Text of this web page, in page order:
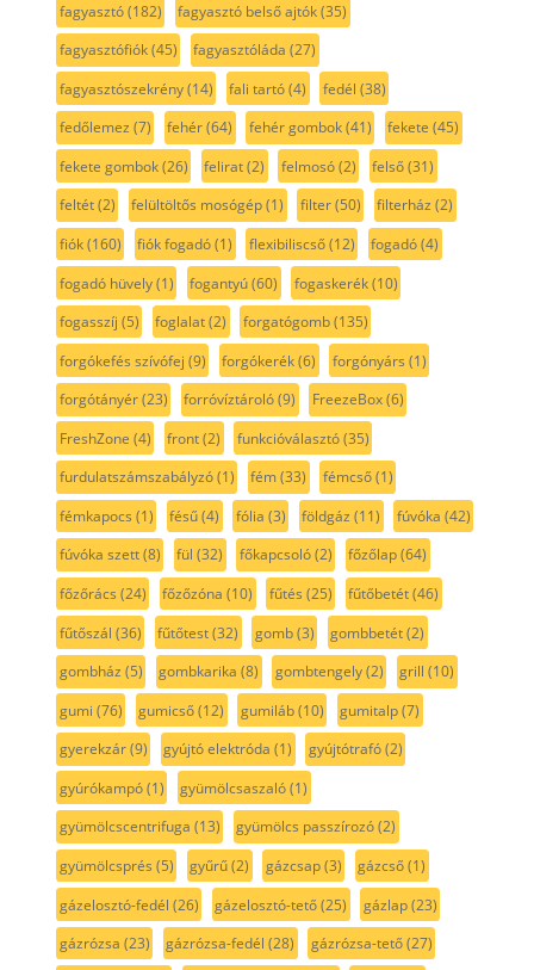
fagyasztó(182) fagyasztó belső ajtók(35)
fagyasztófiók(45) fagyasztóláda (27)
fagyasztószekrény(14) fali tartó(4) fedél (38)
fedőlemez (7) fehér(64) fehér gombok(41) fekete (45)
fekete gombok(26) felirat(2) felmosó(2) felső(31)
feltét(2) felültöltős mosógép(1) filter(50) filterház (2)
fiók(160) fiók fogadó(1) flexibiliscső(12) fogadó(4)
fogadó hüvely(1) fogantyú(60) fogaskerék(10)
fogasszíj (5) foglalat(2) forgatógomb(135)
forgókefés szívófej (9) forgókerék(6) forgónyárs (1)
forgótányér(23) forróvíztároló(9) FreezeBox(6)
FreshZone (4) front(2) funkcióválasztó(35)
furdulatszámszabályzó(1) fém(33) fémcső(1)
fémkapocs (1) fésű(4) fólia (3) földgáz (11) fúvóka (42)
fúvóka szett(8) fül (32) főkapcsoló(2) főzőlap(64)
főzőrács (24) főzőzóna (10) fűtés (25) fűtőbetét(46)
fűtőszál (36) fűtőtest(32) gomb(3) gombbetét(2)
gombház (5) gombkarika (8) gombtengely(2) grill (10)
gumi (76) gumicső(12) gumiláb(10) gumitalp(7)
gyerekzár(9) gyújtó elektróda (1) gyújtótrafó(2)
gyúrókampó(1) gyümölcsaszaló(1)
gyümölcscentrifuga (13) gyümölcs passzírozó(2)
gyümölcsprés (5) gyűrű(2) gázcsap(3) gázcső(1)
gázelosztó-fedél (26) gázelosztó-tető(25) gázlap(23)
gázrózsa (23) gázrózsa-fedél (28) gázrózsa-tető(27)